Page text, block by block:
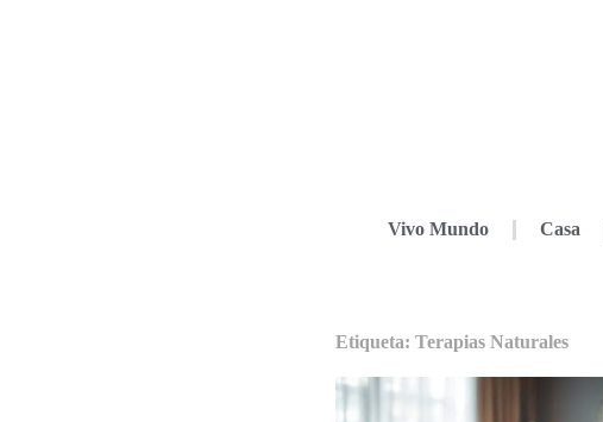
Vivo Mundo Casa
Etiqueta: Terapias Naturales